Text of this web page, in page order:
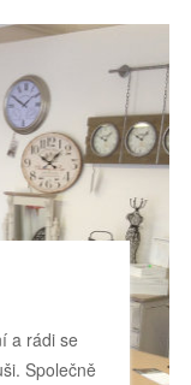
a rádi se
Společně